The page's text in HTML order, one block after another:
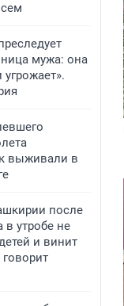
мужа: она
выживали в
после
в утробе не
и винит